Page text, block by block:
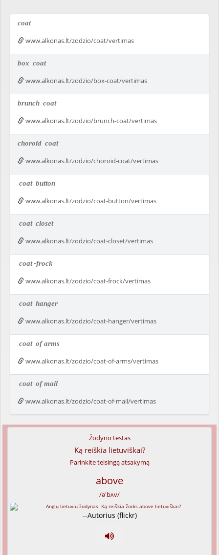
coat
www.alkonas.lt/zodzio/coat/vertimas
box coat
www.alkonas.lt/zodzio/box-coat/vertimas
brunch coat
www.alkonas.lt/zodzio/brunch-coat/vertimas
choroid coat
www.alkonas.lt/zodzio/choroid-coat/vertimas
coat button
www.alkonas.lt/zodzio/coat-button/vertimas
coat closet
www.alkonas.lt/zodzio/coat-closet/vertimas
coat-frock
www.alkonas.lt/zodzio/coat-frock/vertimas
coat hanger
www.alkonas.lt/zodzio/coat-hanger/vertimas
coat of arms
www.alkonas.lt/zodzio/coat-of-arms/vertimas
coat of mail
www.alkonas.lt/zodzio/coat-of-mail/vertimas
Žodyno testas
Ką reiškia lietuviškai?
Parinkite teisingą atsakymą
above
/ə'bʌv/
--Autorius (flickr)